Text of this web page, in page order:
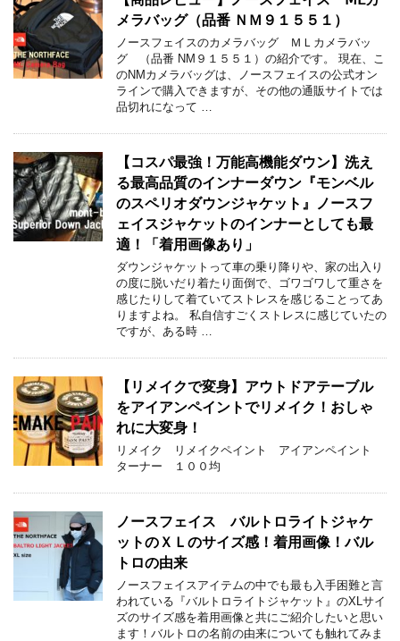
メラバッグ（品番 ＮＭ９１５５１）
ノースフェイスのカメラバッグ ＭＬカメラバッ
グ （品番 NM９１５５１）の紹介です。 現在、こ
のNMカメラバッグは、ノースフェイスの公式オン
ラインで購入できますが、その他の通販サイトでは
品切れになって …
【コスパ最強！万能高機能ダウン】洗え
る最高品質のインナーダウン『モンベル
のスペリオダウンジャケット』ノースフ
ェイスジャケットのインナーとしても最
適！「着用画像あり」
ダウンジャケットって車の乗り降りや、家の出入り
の度に脱いだり着たり面倒で、ゴワゴワして重さを
感じたりして着ていてストレスを感じることってあ
りますよね。 私自信すごくストレスに感じていたの
ですが、ある時 …
【リメイクで変身】アウトドアテーブル
をアイアンペイントでリメイク！おしゃ
れに大変身！
リメイク リメイクペイント アイアンペイント
ターナー １００均
ノースフェイス バルトロライトジャケ
ットのＸＬのサイズ感！着用画像！バル
トロの由来
ノースフェイスアイテムの中でも最も入手困難と言
われている『バルトロライトジャケット』のXLサイ
ズのサイズ感を着用画像と共にご紹介したいと思い
ます！バルトロの名前の由来についても触れてみま